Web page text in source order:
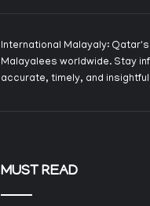
International Malayaly:
Malayalees worldwide. Stay
accurate, timely, and
MUST READ